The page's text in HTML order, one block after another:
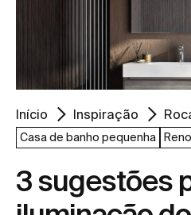
Início Inspiração
Casa de banho pequenha
3 sugestões